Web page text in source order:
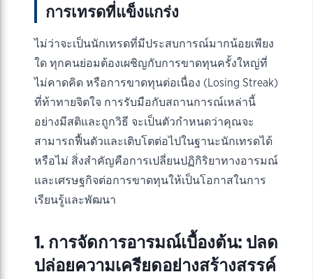
การเทรดที่แข็งแกร่ง
ไม่ว่าจะเป็นนักเทรดที่มีประสบการณ์มากน้อยเพียง
ใด ทุกคนย่อมต้องเผชิญกับการขาดทุนครั้งใหญ่ที่
ไม่คาดคิด หรือการขาดทุนต่อเนื่อง (Losing Streak)
ที่ท้าทายจิตใจ การรับมือกับสถานการณ์เหล่านี้
อย่างมีสติและถูกวิธี จะเป็นตัวกำหนดว่าคุณจะ
สามารถฟื้นตัวและเติบโตต่อไปในฐานะนักเทรดได้
หรือไม่ สิ่งสำคัญคือการเปลี่ยนปฏิกิริยาทางอารมณ์
และเศรษฐกิจต่อการขาดทุนให้เป็นโอกาสในการ
เรียนรู้และพัฒนา
1. การจัดการอารมณ์เบื้องต้น: ปลด
ปล่อยความเครียดอย่างสร้างสรรค์